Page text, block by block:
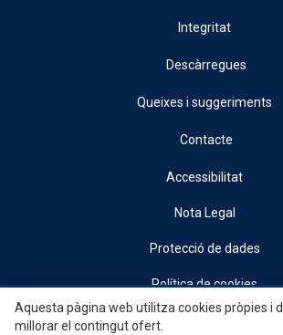
Integritat
Descàrregues
Queixes i suggeriments
Contacte
Accessibilitat
Nota Legal
Protecció de dades
Política de cookies
© 2026, Generalitat • Conselleria d’Indústria,
Aquesta pàgina web utilitza cookies pròpies i
millorar el contingut ofert.